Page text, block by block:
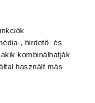
, hirdető- és
kombinálhatják
használt más
út 71.